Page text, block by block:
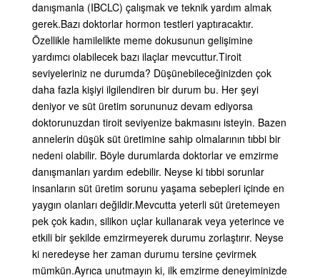
danışmanla (IBCLC) çalışmak ve teknik yardım almak
gerek.Bazı doktorlar hormon testleri yaptıracaktır.
Özellikle hamilelikte meme dokusunun gelişimine
yardımcı olabilecek bazı ilaçlar mevcuttur.Tiroit
seviyeleriniz ne durumda? Düşünebileceğinizden çok
daha fazla kişiyi ilgilendiren bir durum bu. Her şeyi
deniyor ve süt üretim sorununuz devam ediyorsa
doktorunuzdan tiroit seviyenize bakmasını isteyin. Bazen
annelerin düşük süt üretimine sahip olmalarının tıbbi bir
nedeni olabilir. Böyle durumlarda doktorlar ve emzirme
danışmanları yardım edebilir. Neyse ki tıbbi sorunlar
insanların süt üretim sorunu yaşama sebepleri içinde en
yaygın olanları değildir.Mevcutta yeterli süt üretemeyen
pek çok kadın, silikon uçlar kullanarak veya yeterince ve
etkili bir şekilde emzirmeyerek durumu zorlaştırır. Neyse
ki neredeyse her zaman durumu tersine çevirmek
mümkün.Ayrıca unutmayın ki, ilk emzirme deneyiminizde